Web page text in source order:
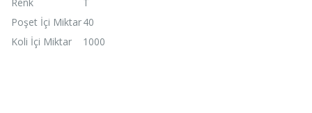
Poşet İçi Miktar40
Koli İçi Miktar
1000